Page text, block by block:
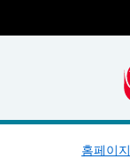
홈페이지